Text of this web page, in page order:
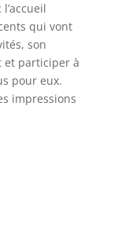
l’accueil
qui vont
son
et participer à
pour eux.
impressions